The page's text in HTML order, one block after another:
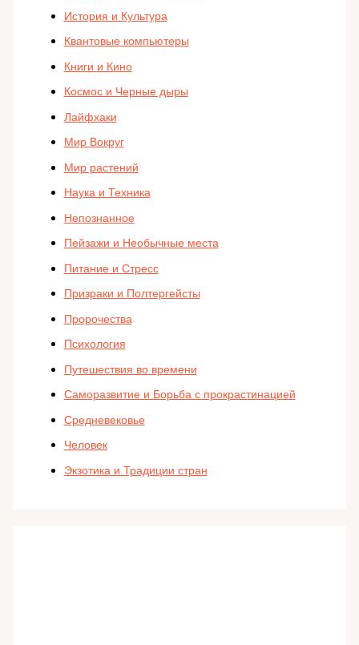
История и Культура
Квантовые компьютеры
Книги и Кино
Космос и Черные дыры
Лайфхаки
Мир Вокруг
Мир растений
Наука и Техника
Непознанное
Пейзажи и Необычные места
Питание и Стресс
Призраки и Полтергейсты
Пророчества
Психология
Путешествия во времени
Саморазвитие и Борьба с прокрастинацией
Средневековье
Человек
Экзотика и Традиции стран